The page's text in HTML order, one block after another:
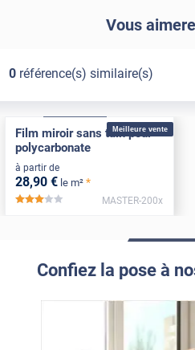
Vous
0référence(s) similaire(s)
Meilleure vente
Film miroir sans tain pour
polycarbonate
à partir de
28,90 € le m² *
*****
MASTER-200x
Confiez la pose à